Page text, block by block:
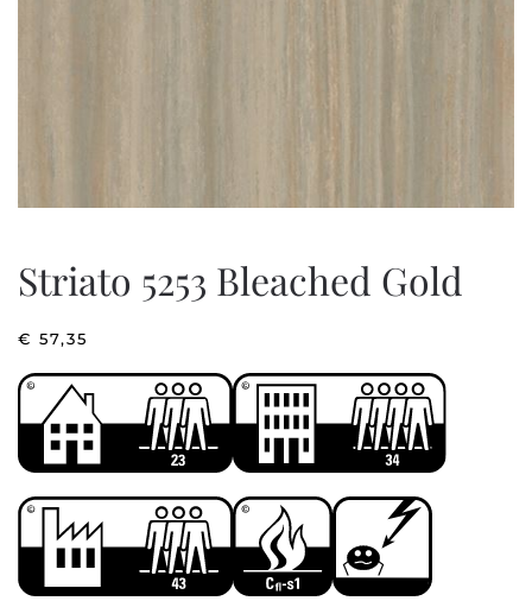
Striato 5253 Bleached Gold
€ 57,35